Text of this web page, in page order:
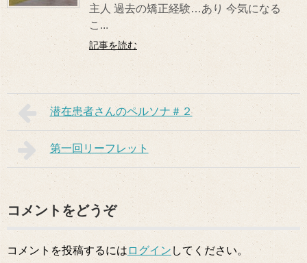
主人 過去の矯正経験…あり 今気になる
こ...
記事を読む
潜在患者さんのペルソナ＃２
第一回リーフレット
コメントをどうぞ
コメントを投稿するには ログイン してください。